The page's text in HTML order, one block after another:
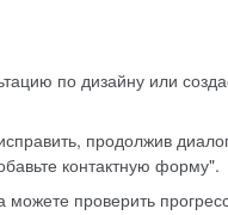
по дизайну или
продолжив
контактную форму".
можете проверить